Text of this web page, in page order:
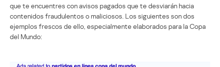
que te encuentres con avisos pagados que te desviarán hacia
contenidos fraudulentos o maliciosos. Los siguientes son dos
ejemplos frescos de ello, especialmente elaborados para la Copa
del Mundo: